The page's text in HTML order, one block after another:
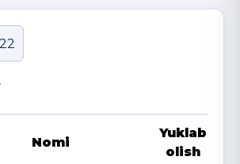
Nomi
Yuklab
olish